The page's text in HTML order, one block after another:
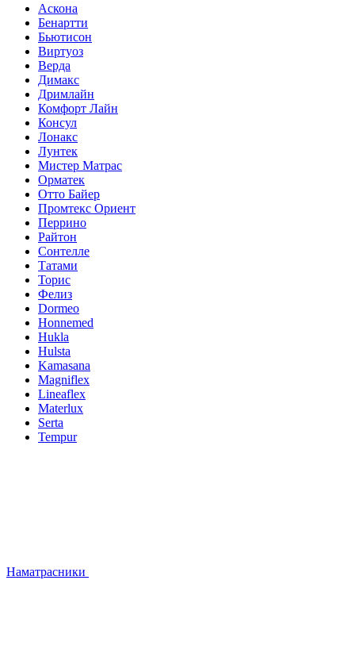
Аскона
Бенартти
Бьютисон
Виртуоз
Верда
Димакс
Дримлайн
Комфорт Лайн
Консул
Лонакс
Лунтек
Мистер Матрас
Орматек
Отто Байер
Промтекс Ориент
Перрино
Райтон
Сонтелле
Татами
Торис
Фелиз
Dormeo
Honnemed
Hukla
Hulsta
Kamasana
Magniflex
Lineaflex
Materlux
Serta
Tempur
Наматрасники